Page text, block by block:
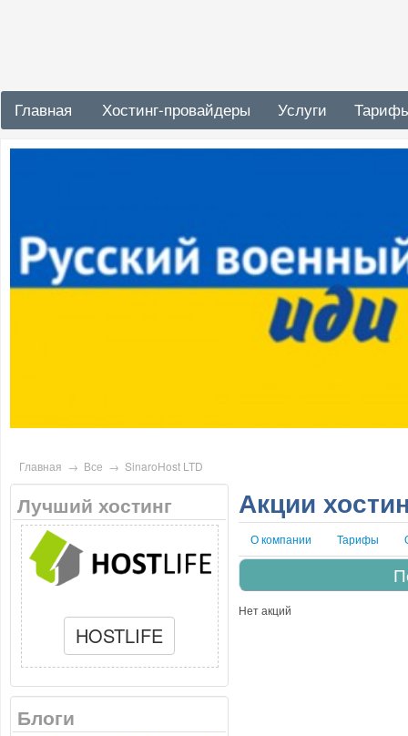
Главная Хостинг-провайдеры Услуги
Главная → Все → SinaroHost LTD
Лучший хостинг
HOSTLIFE
Блоги
Акции
О компании Тарифы
Нет акций